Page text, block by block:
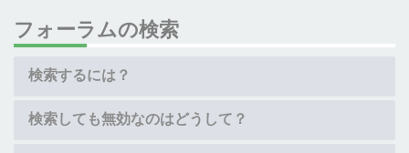
フォーラムの検索
検索するには？
検索しても無効なのはどうして？